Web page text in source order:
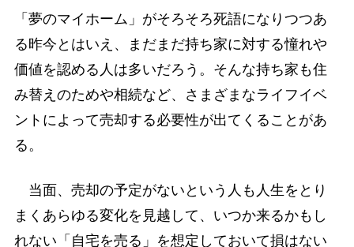
「夢のマイホーム」がそろそろ死語になりつつあ
る昨今とはいえ、まだまだ持ち家に対する憧れや
価値を認める人は多いだろう。そんな持ち家も住
み替えのためや相続など、さまざまなライフイベ
ントによって売却する必要性が出てくることがあ
る。
当面、売却の予定がないという人も人生をとり
まくあらゆる変化を見越して、いつか来るかもし
れない「自宅を売る」を想定しておいて損はない